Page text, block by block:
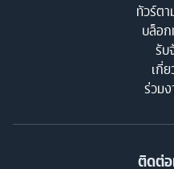
ทัวร์ต
บล็อ
รับ
เกี่
ร่วมง
ติดต่